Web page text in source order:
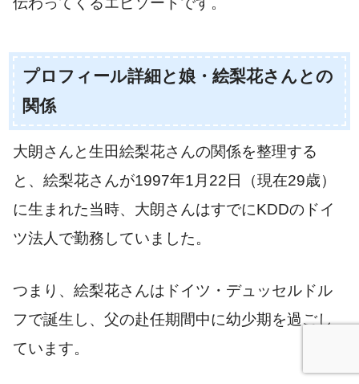
プロフィール詳細と娘・絵梨花さんとの
関係
大朗さんと生田絵梨花さんの関係を整理する
と、絵梨花さんが1997年1月22日（現在29歳）
に生まれた当時、大朗さんはすでにKDDのドイ
ツ法人で勤務していました。
つまり、絵梨花さんはドイツ・デュッセルドル
フで誕生し、父の赴任期間中に幼少期を過ごし
ています。